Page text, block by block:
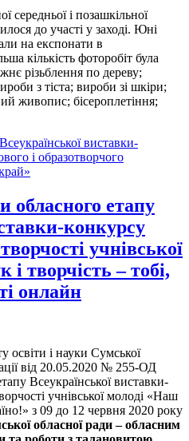
середньої і позашкільної
до участі у заході. Юні
на експонати в
кількість фоторобіт була
різьблення по дереву;
з тіста; вироби зі шкіри;
живопис; бісероплетіння;
виставки-
і образотворчого
обласного етапу
конкурсу
учнівської
творчість – тобі,
онлайн
освіти і науки Сумської
від 20.05.2020 № 255-ОД
Всеукраїнської виставки-
учнівської молоді «Наш
з 09 до 12 червня 2020 року
обласної ради – обласним